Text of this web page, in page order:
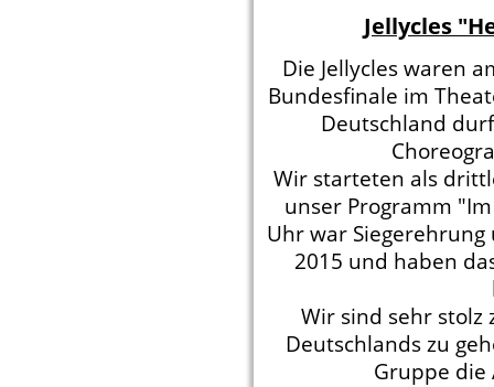
Jellycles
Die Jellycles waren
Bundesfinale im
Deutschland
Wir starteten als
unser Programm
Uhr war
2015 und haben
Wir sind sehr stolz
Deutschlands zu
Gruppe die